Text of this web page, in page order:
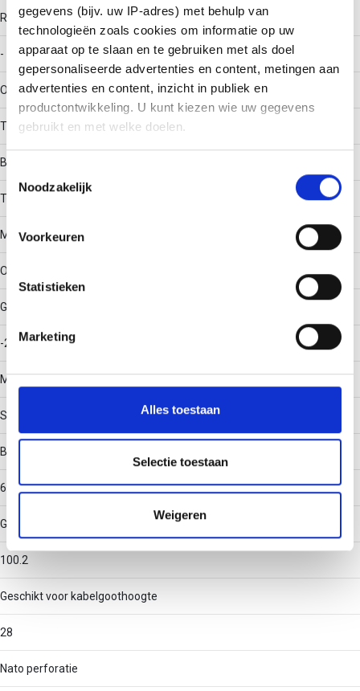
gegevens (bijv. uw IP-adres) met behulp van
technologieën zoals cookies om informatie op uw
apparaat op te slaan en te gebruiken met als doel
gepersonaliseerde advertenties en content, metingen aan
advertenties en content, inzicht in publiek en
productontwikkeling. U kunt kiezen wie uw gegevens
gebruikt en met welke doelen.
Informatie verzamelen over uw geografische locatie,
Uw apparaat identificeren door het actief te scannen
op specifieke eigenschappen (fingerprinting)
verwerkt en stel uw voorkeuren in het
detailgedeelte in.
personaliseren, om functies voor social media te bieden
en om ons websiteverkeer te analyseren. Ook delen we
partners voor social media, adverteren en analyse. Deze
partners kunnen deze gegevens combineren met andere
informatie die u aan ze heeft verstrekt of die ze hebben
verzameld op basis van uw gebruik van hun services.
Noodzakelijk
Voorkeuren
Statistieken
Marketing
Alles toestaan
Selectie toestaan
Weigeren
RAL-nummer
-
Oppervlaktebescherming
Thermisch verzinkt (Hot-dip)
Bouwvorm
T-stuk horizontaal
Materiaalkwaliteit
Overig
Gebruikstemperatuur
-20 - 120
Materiaal
Staal
Binnenstraal
60
Geschikt voor kabelgootbreedte
100.2
Geschikt voor kabelgoothoogte
28
Nato perforatie